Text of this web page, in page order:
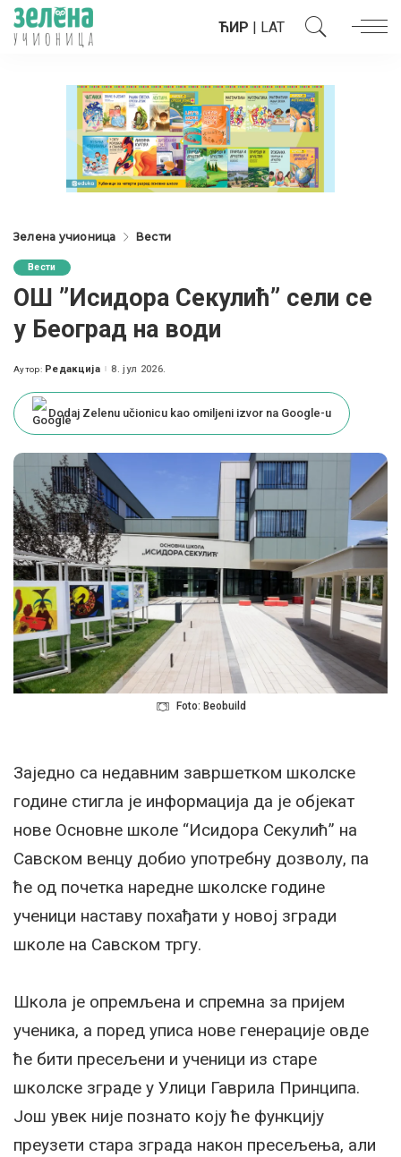
ЋИР | LAT
Зелена учионица Вести
Вести
ОШ ”Исидора Секулић” сели се
у Београд на води
Posted
Аутор: Редакција 8. јул 2026.
Dodaj Zelenu učionicu kao omiljeni izvor na Google-u
Foto: Beobuild
Заједно са недавним завршетком школске
године стигла је информација да је објекат
нове Основне школе “Исидора Секулић” на
Савском венцу добио употребну дозволу, па
ће од почетка наредне школске године
ученици наставу похађати у новој згради
школе на Савском тргу.
Школа је опремљена и спремна за пријем
ученика, а поред уписа нове генерације овде
ће бити пресељени и ученици из старе
школске зграде у Улици Гаврила Принципа.
Још увек није познато коју ће функцију
преузети стара зграда након пресељења, али